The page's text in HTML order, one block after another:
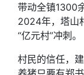
带动全镇1300
2024年，塔山
“亿元村”冲刺。
村民的信任，